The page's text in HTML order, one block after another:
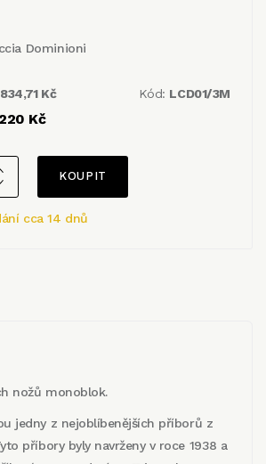
Dominioni
Kč
Kč
Kód: LCD01/3M
cca 14 dnů
nožů monoblok.
jedny z nejoblíbenějších příborů z
příbory byly navrženy v roce 1938 a